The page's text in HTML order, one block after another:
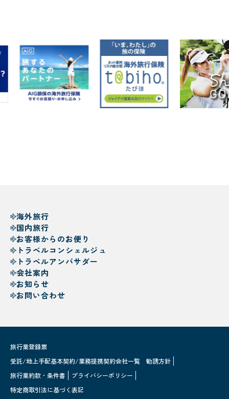
海外旅行
国内旅行
お客様からのお便り
トラベルコンシェルジュ
トラベルアンバサダー
会社案内
お知らせ
お問い合わせ
旅行業登録票
受託/地上手配基本契約/業務提携契約会社一覧
勧誘方針
旅行業約款・条件書
プライバシーポリシー
特定商取引法に基づく表記